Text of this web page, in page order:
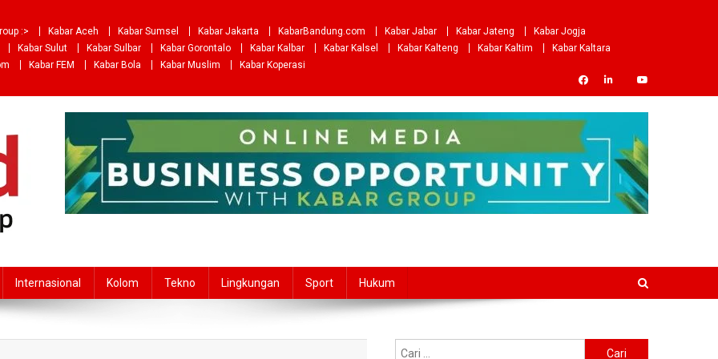
:> Kabar Aceh Kabar Sumsel Kabar Jakarta KabarBandung.com Kabar Jabar Kabar Jateng
Kabar Jogja
Kabar Sulut Kabar Sulbar Kabar Gorontalo Kabar Kalbar Kabar Kalsel Kabar Kalteng Kabar Kaltim
Kabar Kaltara
Kabar FEM Kabar Bola Kabar Muslim Kabar Koperasi
Internasional Kolom Tekno Lingkungan Sport Hukum